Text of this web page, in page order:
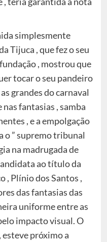
simplesmente
Tijuca , que fez o seu
, mostrou que
tocar o seu pandeiro
grandes do carnaval
nas fantasias , samba
, e a empolgação
o ” supremo tribunal
na madrugada de
ao título da
, Plínio dos Santos ,
das fantasias das
uniforme entre as
impacto visual. O
próximo a